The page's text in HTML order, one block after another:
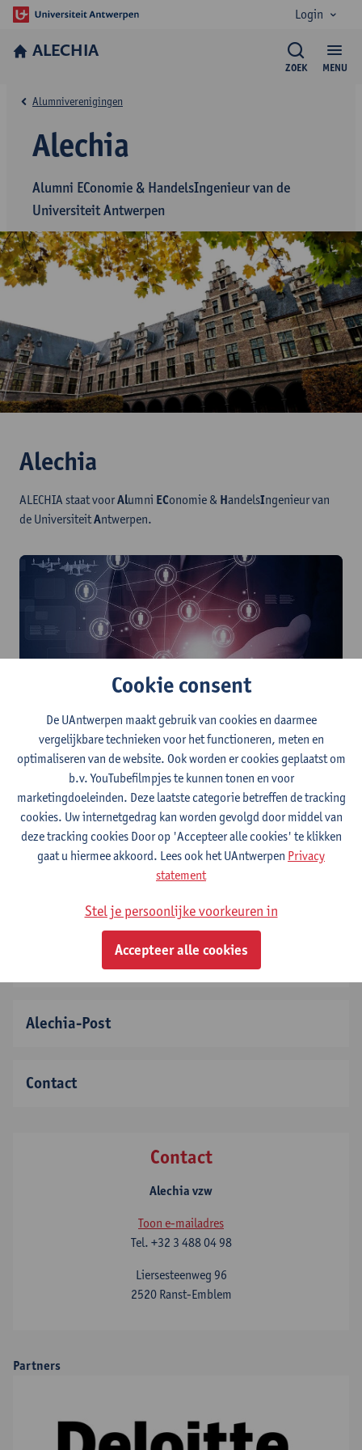
Login
ALECHIA
MENU
ZOEK
Alechia
Alumni EConomie & HandelsIngenieur van de
Universiteit Antwerpen
Alumniverenigingen
Alechia
ALECHIA staat voorAlumni EConomie & HandelsIngenieur van
de UniversiteitAntwerpen.
Bezoek onze Alechia Community
Over ons
Lidmaatschap
Activiteiten
Netwerking
Alechia-Post
Contact
Contact
Alechia vzw
Toon e-mailadres
Tel. +32 3 488 04 98
Liersesteenweg 96
2520 Ranst-Emblem
Partners
Cookie consent
De UAntwerpen maakt gebruik van cookies en daarmee
vergelijkbare technieken voor het functioneren, meten en
optimaliseren van de website. Ook worden er cookies geplaatst om
b.v. YouTubefilmpjes te kunnen tonen en voor
marketingdoeleinden. Deze laatste categorie betreffen de tracking
cookies. Uw internetgedrag kan worden gevolgd door middel van
deze tracking cookies Door op 'Accepteer alle cookies' te klikken
gaat u hiermee akkoord. Lees ook het UAntwerpen Privacy
statement
Stel je persoonlijke voorkeuren in
Accepteer alle cookies